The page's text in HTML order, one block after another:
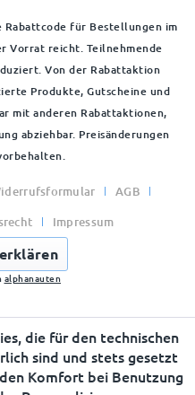
für Bestellungen im
Vorrat reicht. Teilnehmende
Von der Rabattaktion
Produkte, Gutscheine und
mit anderen Rabattaktionen,
abziehbar. Preisänderungen
AGB
Impressum
alphanauten
die für den technischen
sind und stets gesetzt
Komfort bei Benutzung